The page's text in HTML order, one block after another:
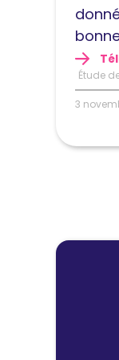
fine
Étude
3